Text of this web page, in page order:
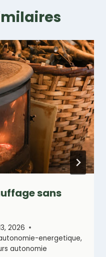
sans
2026
energetique,
autonomie